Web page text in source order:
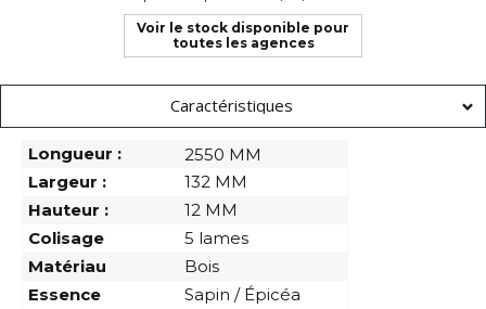
Voir le stock disponible pour
toutes les agences
Caractéristiques
Longueur :
2550 MM
Largeur :
132 MM
Hauteur :
12 MM
Colisage
5 lames
Matériau
Bois
Essence
Sapin / Épicéa